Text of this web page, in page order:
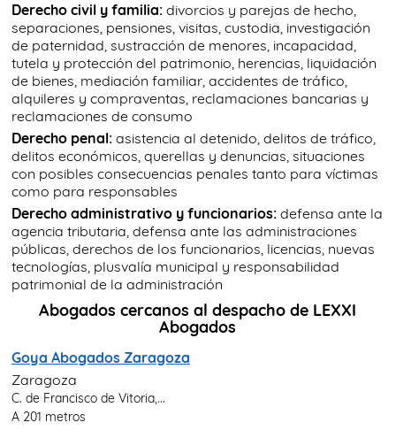
Derecho civil y familia: divorcios y parejas de hecho,
separaciones, pensiones, visitas, custodia, investigación
de paternidad, sustracción de menores, incapacidad,
tutela y protección del patrimonio, herencias, liquidación
de bienes, mediación familiar, accidentes de tráfico,
alquileres y compraventas, reclamaciones bancarias y
reclamaciones de consumo
Derecho penal: asistencia al detenido, delitos de tráfico,
delitos económicos, querellas y denuncias, situaciones
con posibles consecuencias penales tanto para víctimas
como para responsables
Derecho administrativo y funcionarios: defensa ante la
agencia tributaria, defensa ante las administraciones
públicas, derechos de los funcionarios, licencias, nuevas
tecnologías, plusvalía municipal y responsabilidad
patrimonial de la administración
Abogados cercanos al despacho de LEXXI
Abogados
Goya Abogados Zaragoza
Zaragoza
C. de Francisco de Vitoria,...
A 201 metros